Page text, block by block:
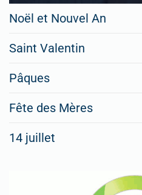
Noël et Nouvel An
Saint Valentin
Pâques
Fête des Mères
14 juillet